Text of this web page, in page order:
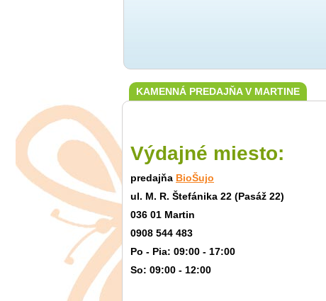
KAMENNÁ PREDAJŇA V MARTINE
Výdajné miesto:
predajňa BioŠujo
ul. M. R. Štefánika 22 (Pasáž 22)
036 01 Martin
0908 544 483
Po - Pia: 09:00 - 17:00
So: 09:00 - 12:00